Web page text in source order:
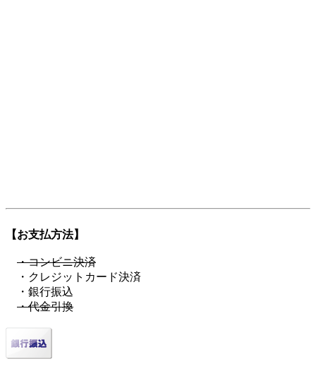
【お支払方法】
・コンビニ決済
・クレジットカード決済
・銀行振込
・代金引換